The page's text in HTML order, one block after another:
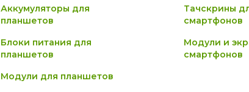
Аккумуляторы для
планшетов
Блоки питания для
планшетов
Модули для планшетов
Тачскрины
смартфонов
Модули и
смартфонов